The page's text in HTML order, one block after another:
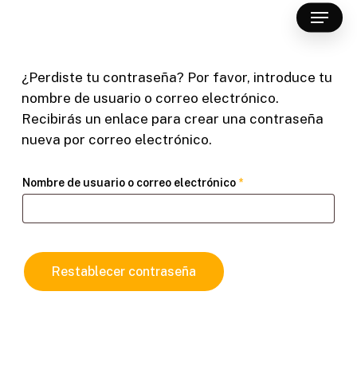
content
Menu
¿Perdiste tu contraseña? Por favor, introduce tu
nombre de usuario o correo electrónico.
Recibirás un enlace para crear una contraseña
nueva por correo electrónico.
Nombre de usuario o correo electrónico *Obligatorio
Restablecer contraseña
Menu